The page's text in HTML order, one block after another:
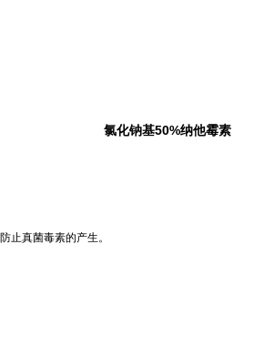
氯化钠基50%纳他霉素
止真菌毒素的产生。